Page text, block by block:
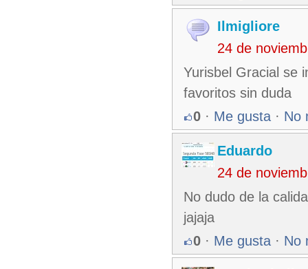
Ilmigliore
24 de
Yurisbel Gracial se
favoritos sin duda
0 · Me gusta · No
Eduardo
24 de
No dudo de la
jajaja
0 · Me gusta · No